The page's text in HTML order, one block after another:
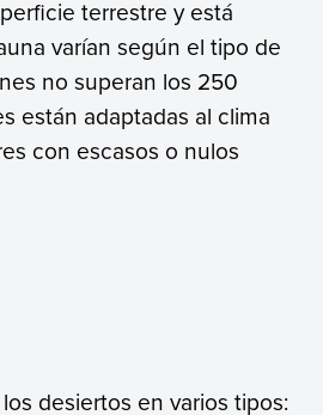
terrestre y está
varían según el tipo de
no superan los 250
están adaptadas al clima
con escasos o nulos
desiertos en varios tipos: